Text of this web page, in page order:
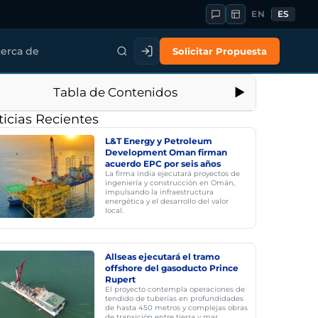
EN ES
de Solicitar Propuesta
Tabla de Contenidos
Recientes
L&T Energy y Petroleum
Development Oman firman
acuerdo EPC por seis años
La firma india ejecutará proyectos de
ingeniería y construcción en Omán,
impulsando la infraestructura
energética y el desarrollo del valor
local.
Allseas ejecutará el tramo
offshore del gasoducto Prince
Rupert
El proyecto contempla operaciones de
tendido de tuberías en profundidades
de hasta 450 metros y complejas obras